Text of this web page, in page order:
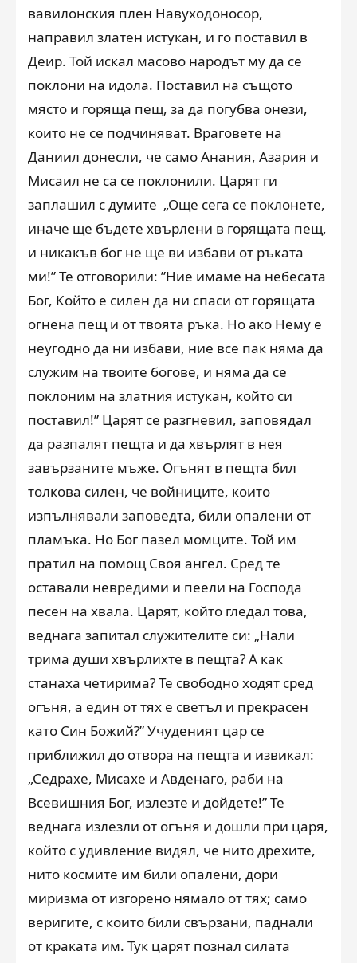
вавилонския плен Навуходоносор,
направил златен истукан, и го поставил в
Деир. Той искал масово народът му да се
поклони на идола. Поставил на същото
място и горяща пещ, за да погубва онези,
които не се подчиняват. Враговете на
Даниил донесли, че само Анания, Азария и
Мисаил не са се поклонили. Царят ги
заплашил с думите „Още сега се поклонете,
иначе ще бъдете хвърлени в горящата пещ,
и никакъв бог не ще ви избави от ръката
ми!” Те отговорили: ”Ние имаме на небесата
Бог, Който е силен да ни спаси от горящата
огнена пещ и от твоята ръка. Но ако Нему е
неугодно да ни избави, ние все пак няма да
служим на твоите богове, и няма да се
поклоним на златния истукан, който си
поставил!” Царят се разгневил, заповядал
да разпалят пещта и да хвърлят в нея
завързаните мъже. Огънят в пещта бил
толкова силен, че войниците, които
изпълнявали заповедта, били опалени от
пламъка. Но Бог пазел момците. Той им
пратил на помощ Своя ангел. Сред те
оставали невредими и пеели на Господа
песен на хвала. Царят, който гледал това,
веднага запитал служителите си: „Нали
трима души хвърлихте в пещта? А как
станаха четирима? Те свободно ходят сред
огъня, а един от тях е светъл и прекрасен
като Син Божий?” Учуденият цар се
приближил до отвора на пещта и извикал:
„Седрахе, Мисахе и Авденаго, раби на
Всевишния Бог, излезте и дойдете!” Те
веднага излезли от огъня и дошли при царя,
който с удивление видял, че нито дрехите,
нито космите им били опалени, дори
миризма от изгорено нямало от тях; само
веригите, с които били свързани, паднали
от краката им. Тук царят познал силата